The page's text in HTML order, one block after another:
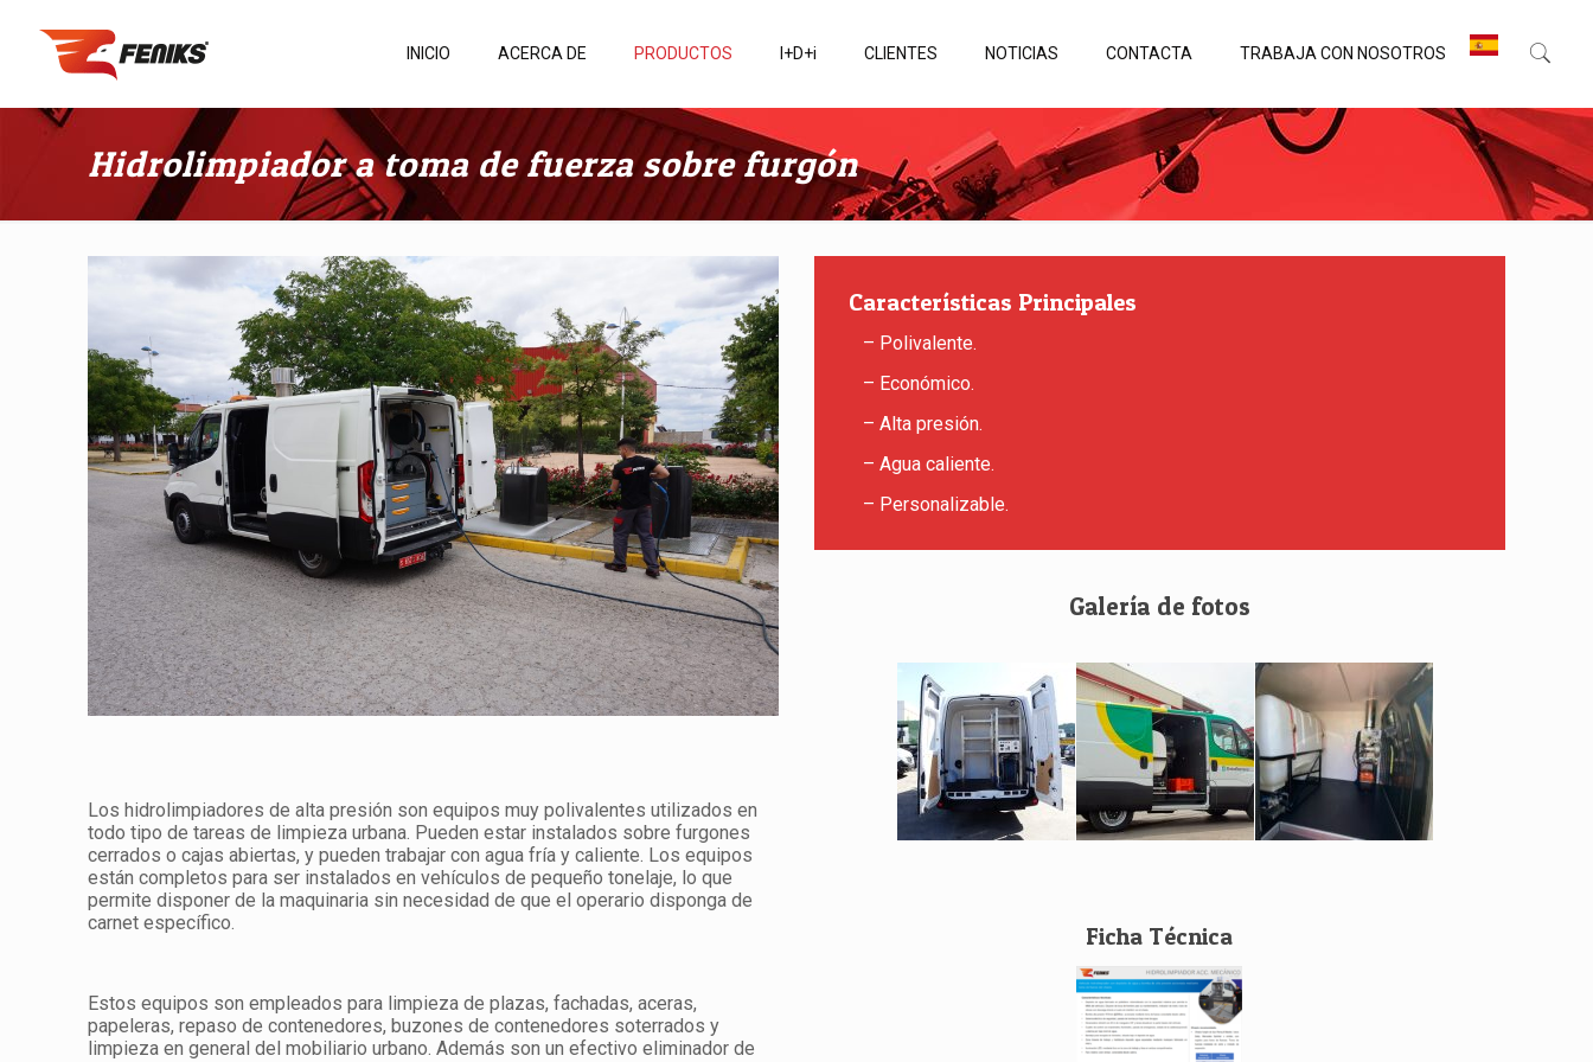
INICIO ACERCA DE PRODUCTOS I+D+i CLIENTES NOTICIAS CONTACTA TRABAJA CON NOSOTROS
Hidrolimpiador a toma de fuerza sobre furgón
Los hidrolimpiadores de alta presión son equipos muy polivalentes utilizados en
todo tipo de tareas de limpieza urbana. Pueden estar instalados sobre furgones
cerrados o cajas abiertas, y pueden trabajar con agua fría y caliente. Los equipos
están completos para ser instalados en vehículos de pequeño tonelaje, lo que
permite disponer de la maquinaria sin necesidad de que el operario disponga de
carnet específico.
Estos equipos son empleados para limpieza de plazas, fachadas, aceras,
papeleras, repaso de contenedores, buzones de contenedores soterrados y
limpieza en general del mobiliario urbano. Además son un efectivo eliminador de
Características Principales
– Polivalente.
– Económico.
– Alta presión.
– Agua caliente.
– Personalizable.
Galería de fotos
Ficha Técnica